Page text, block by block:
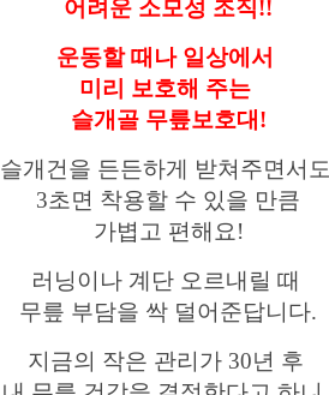
어려운 소모성 조직!!
운동할 때나 일상에서
미리 보호해 주는
슬개골 무릎보호대!
슬개건을 든든하게 받쳐주면서도
3초면 착용할 수 있을 만큼
가볍고 편해요!
러닝이나 계단 오르내릴 때
무릎 부담을 싹 덜어준답니다.
지금의 작은 관리가 30년 후